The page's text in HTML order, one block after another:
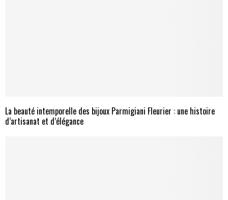
La beauté intemporelle des bijoux Parmigiani Fleurier : une histoire
d’artisanat et d’élégance